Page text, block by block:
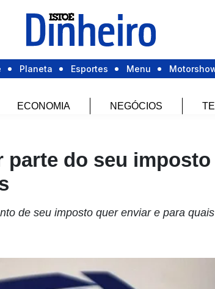
Planeta Esportes Menu
ECONOMIA NEGÓCIOS
parte do seu imposto
de seu imposto quer enviar e para quais